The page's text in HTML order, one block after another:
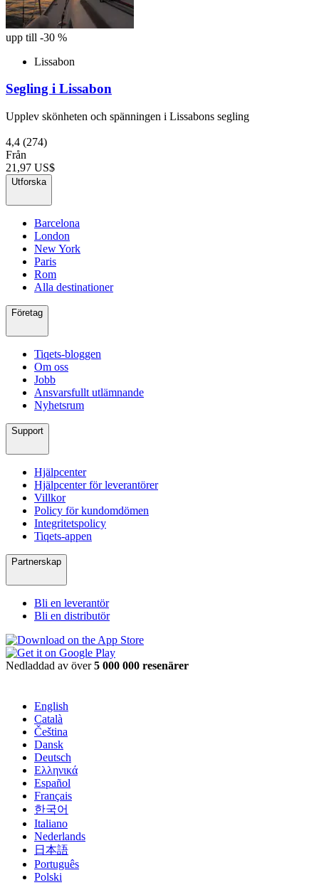
upp till -30 %
Lissabon
Segling i Lissabon
Upplev skönheten och spänningen i Lissabons segling
4,4 (274)
Från
21,97 US$
Utforska
Barcelona
London
New York
Paris
Rom
Alla destinationer
Företag
Tiqets-bloggen
Om oss
Jobb
Ansvarsfullt utlämnande
Nyhetsrum
Support
Hjälpcenter
Hjälpcenter för leverantörer
Villkor
Policy för kundomdömen
Integritetspolicy
Tiqets-appen
Partnerskap
Bli en leverantör
Bli en distributör
Nedladdad av över5 000 000 resenärer
English
Català
Čeština
Dansk
Deutsch
Ελληνικά
Español
Français
한국어
Italiano
Nederlands
日本語
Português
Polski